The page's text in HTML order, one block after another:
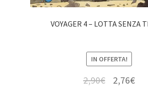
VOYAGER 4 – LOTTA SENZA
IN OFFERTA!
2,90€ 2,76€